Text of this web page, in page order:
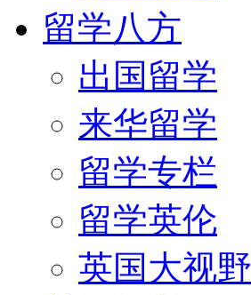
留学八方
出国留学
来华留学
留学专栏
留学英伦
英国大视野